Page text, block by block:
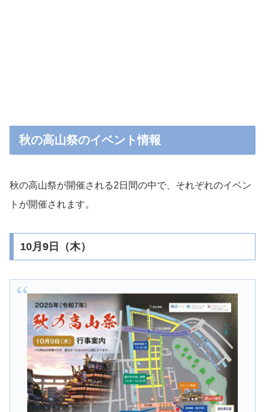
秋の高山祭のイベント情報
秋の高山祭が開催される2日間の中で、それぞれのイベン
トが開催されます。
10月9日（木）